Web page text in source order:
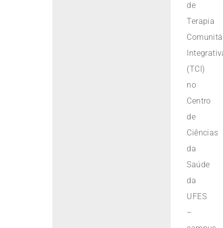
de
Terapia
(TCI)
no
Centro
de
Ciências
da
Saúde
da
UFES
–